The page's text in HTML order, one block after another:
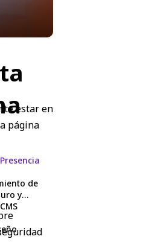
estar en
página
de
y